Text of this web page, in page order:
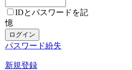
IDとパスワードを記
憶
パスワード紛失
新規登録